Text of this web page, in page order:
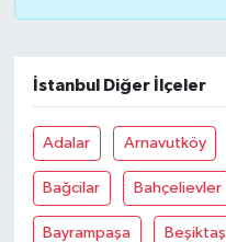
İstanbul Diğer İlçeler
Adalar Arnavutköy
Bağcilar Bahçelievler
Bayrampaşa Beşiktaş